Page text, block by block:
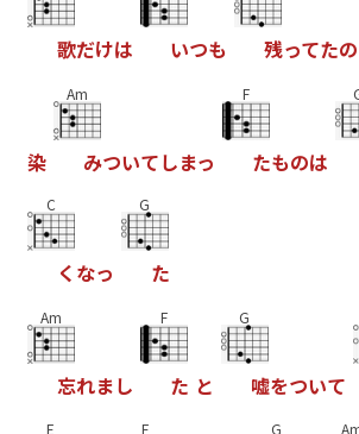
歌だけは いつも 残ってたの
染
Am
みついてしまっ
F
たものは
C
く なっ
G
た
Am
忘れまし
F
た と
G
嘘をついて
E F G